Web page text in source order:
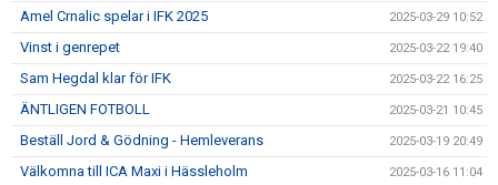
Amel Crnalic spelar i IFK 2025 2025-03-29 10:52
Vinst i genrepet 2025-03-22 19:40
Sam Hegdal klar för IFK 2025-03-22 16:25
ÄNTLIGEN FOTBOLL 2025-03-21 10:45
Beställ Jord & Gödning - Hemleverans 2025-03-19 20:49
Välkomna till ICA Maxi i Hässleholm 2025-03-16 11:04